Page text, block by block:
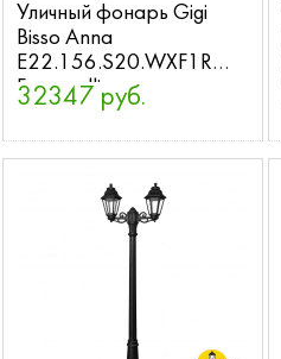
Уличный фонарь Gigi
Bisso Anna
E22.156.S20.WXF1R
Fumagalli
32347 руб.